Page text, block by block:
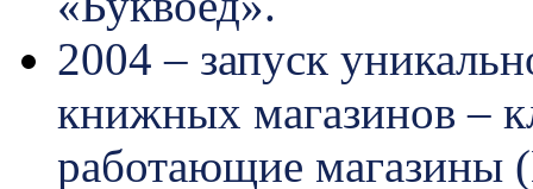
2004 – запуск
книжных магазинов –
работающие магазины